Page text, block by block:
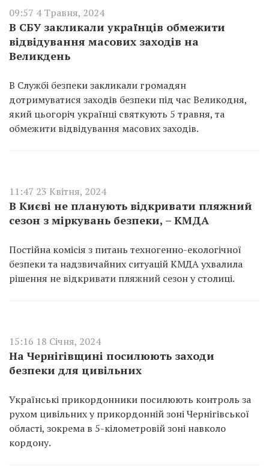
09:57 4 Травня, 2024
В СБУ закликали українців обмежити
відвідування масових заходів на
Великдень
В Службі безпеки закликали громадян
дотримуватися заходів безпеки під час Великодня,
який цьогоріч українці святкують 5 травня, та
обмежити відвідування масових заходів.
11:47 23 Квітня, 2024
В Києві не планують відкривати пляжний
сезон з міркувань безпеки, – КМДА
Постійна комісія з питань техногенно-екологічної
безпеки та надзвичайних ситуацій КМДА ухвалила
рішення не відкривати пляжний сезон у столиці.
15:16 18 Січня, 2024
На Чернігівщині посилюють заходи
безпеки для цивільних
Українські прикордонники посилюють контроль за
рухом цивільних у прикордонній зоні Чернігівської
області, зокрема в 5-кілометровій зоні навколо
кордону.